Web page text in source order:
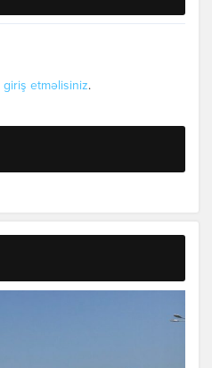
giriş etməlisiniz.